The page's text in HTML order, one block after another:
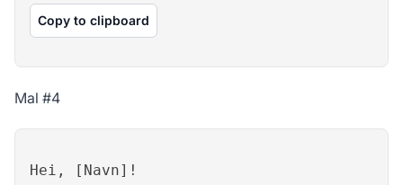
Copy to clipboard
Mal #4
Hei, [Navn]!